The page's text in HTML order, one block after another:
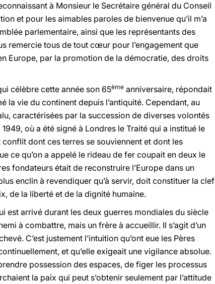
à Monsieur le Secrétaire général du Conseil
et pour les aimables paroles de bienvenue qu’il m’a
parlementaire, ainsi que les représentants des
remercie tous de tout cœur pour l’engagement que
Europe, par la promotion de la démocratie, des droits
célèbre cette année son 65ème anniversaire, répondait
la vie du continent depuis l’antiquité. Cependant, au
caractérisées par la succession de diverses volontés
où a été signé à Londres le Traité qui a institué le
dont ces terres se souviennent et dont les
ce qu’on a appelé le rideau de fer coupait en deux le
fondateurs était de reconstruire l’Europe dans un
enclin à revendiquer qu’à servir, doit constituer la clef
de la liberté et de la dignité humaine.
est arrivé durant les deux guerres mondiales du siècle
à combattre, mais un frère à accueillir. Il s’agit d’un
C’est justement l’intuition qu’ont eue les Pères
et qu’elle exigeait une vigilance absolue.
possession des espaces, de figer les processus
la paix qui peut s’obtenir seulement par l’attitude